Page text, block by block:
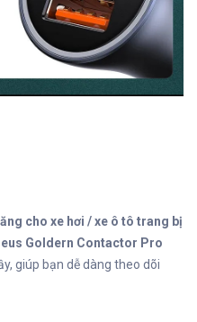
cho xe hơi / xe ô tô trang bị
Goldern Contactor Pro
giúp bạn dễ dàng theo dõi